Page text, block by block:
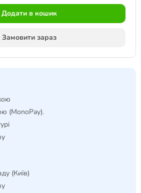
Додати в кошик
Замовити зараз
(MonoPay).
(Київ)